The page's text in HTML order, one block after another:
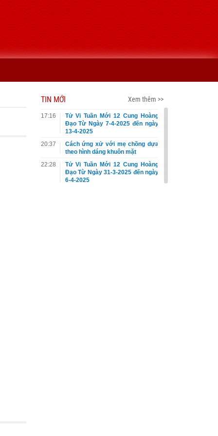
TIN MỚI Xem thêm >>
17:16
Tử Vi Tuần Mới 12 Cung Hoàng
Đạo Từ Ngày 7-4-2025 đến ngày
13-4-2025
20:37
Cách ứng xử với mẹ chồng dựa
theo hình dáng khuôn mặt
22:28
Tử Vi Tuần Mới 12 Cung Hoàng
Đạo Từ Ngày 31-3-2025 đến ngày
6-4-2025